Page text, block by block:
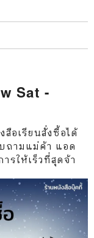
Sat -
อเรียนสั่งซื้อได้
ถามแม่ค้า แอด
รให้เร็วที่สุดจ้า